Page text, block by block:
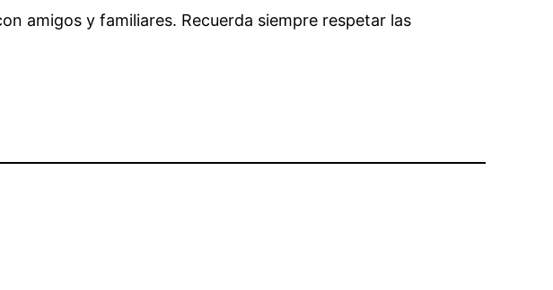
amigos y familiares. Recuerda siempre respetar las